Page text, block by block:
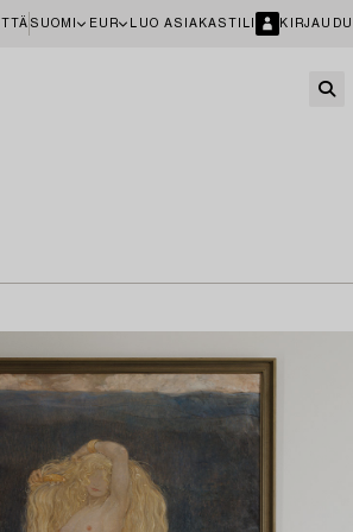
SUOMI EUR LUO ASIAKASTILI KIRJAUDU